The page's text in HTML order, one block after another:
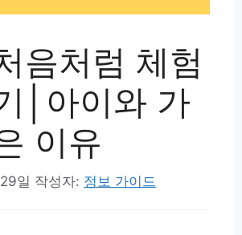
음처럼 체험
│아이와 가
이유
일 작성자: 정보 가이드